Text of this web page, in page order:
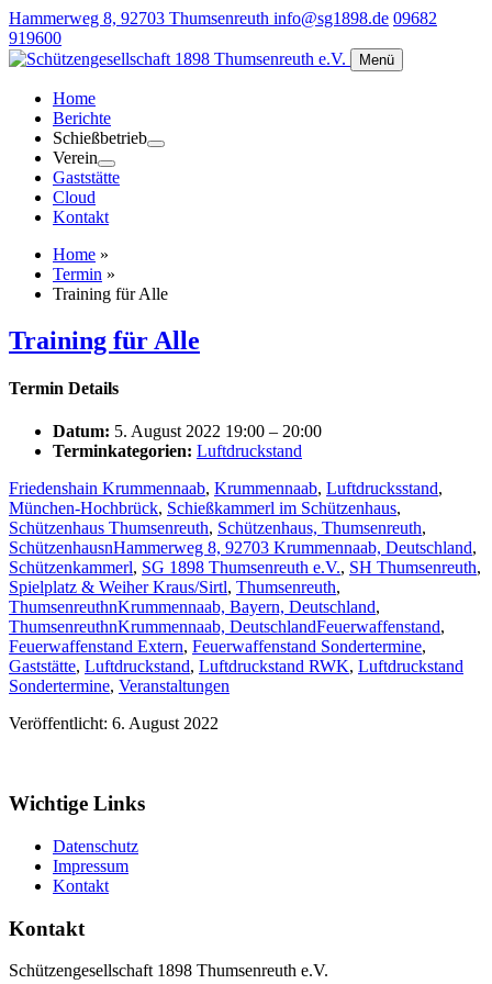
Hammerweg 8, 92703 Thumsenreuth info@sg1898.de 09682
919600
Menü
Home
Berichte
Schießbetrieb
Verein
Gaststätte
Cloud
Kontakt
Home »
Termin »
Training für Alle
Training für Alle
Termin Details
Datum: 5. August 2022 19:00 – 20:00
Terminkategorien: Luftdruckstand
Friedenshain Krummennaab, Krummennaab, Luftdrucksstand,
München-Hochbrück, Schießkammerl im Schützenhaus,
Schützenhaus Thumsenreuth, Schützenhaus, Thumsenreuth,
SchützenhausnHammerweg 8, 92703 Krummennaab, Deutschland,
Schützenkammerl, SG 1898 Thumsenreuth e.V., SH Thumsenreuth,
Spielplatz & Weiher Kraus/Sirtl, Thumsenreuth,
ThumsenreuthnKrummennaab, Bayern, Deutschland,
ThumsenreuthnKrummennaab, DeutschlandFeuerwaffenstand,
Feuerwaffenstand Extern, Feuerwaffenstand Sondertermine,
Gaststätte, Luftdruckstand, Luftdruckstand RWK, Luftdruckstand
Sondertermine, Veranstaltungen
Veröffentlicht: 6. August 2022
Wichtige Links
Datenschutz
Impressum
Kontakt
Kontakt
Schützengesellschaft 1898 Thumsenreuth e.V.